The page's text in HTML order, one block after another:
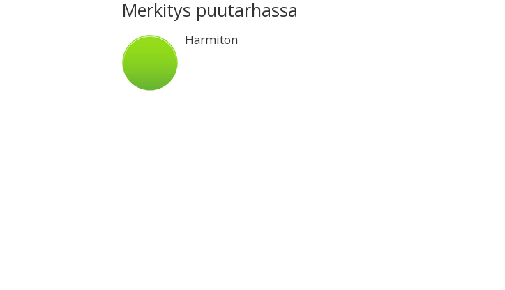
Merkitys puutarhassa
Harmiton